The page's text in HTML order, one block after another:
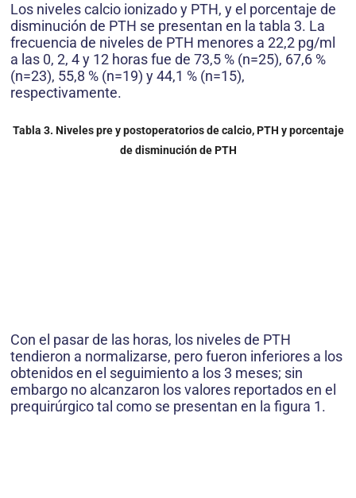
Los niveles calcio ionizado y PTH, y el porcentaje de
disminución de PTH se presentan en la tabla 3. La
frecuencia de niveles de PTH menores a 22,2 pg/ml
a las 0, 2, 4 y 12 horas fue de 73,5 % (n=25), 67,6 %
(n=23), 55,8 % (n=19) y 44,1 % (n=15),
respectivamente.
Tabla 3. Niveles pre y postoperatorios de calcio, PTH y porcentaje
de disminución de PTH
Con el pasar de las horas, los niveles de PTH
tendieron a normalizarse, pero fueron inferiores a los
obtenidos en el seguimiento a los 3 meses; sin
embargo no alcanzaron los valores reportados en el
prequirúrgico tal como se presentan en la figura 1.